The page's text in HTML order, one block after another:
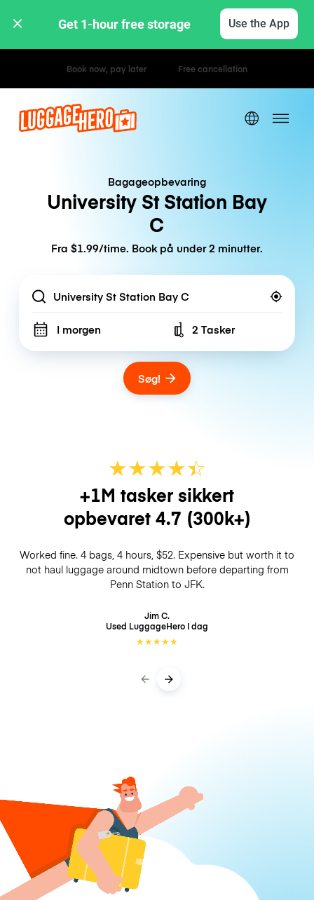
Get 1-hour free storage Use the App
Hourly / Daily Rates
Bagageopbevaring
University St Station Bay
C
Fra $1.99/time. Book på under 2 minutter.
Location
I morgen Number of bags
2 Tasker
Søg!
★★★★☆
★
+1M tasker sikkert
opbevaret 4.7 (300k+)
Worked fine. 4 bags, 4 hours, $52. Expensive but worth it to
not haul luggage around midtown before departing from
Penn Station to JFK.
Jim C.
Used LuggageHero I dag
★★★★★